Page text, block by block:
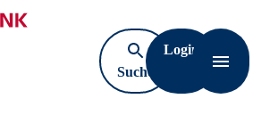
Aktuelle Auswahl:
Suche
öffnen
Login